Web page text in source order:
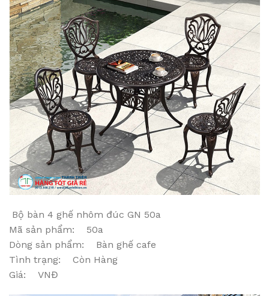
Bộ bàn 4 ghế nhôm đúc GN 50a
Mã sản phẩm: 50a
Dòng sản phẩm: Bàn ghế cafe
Tình trạng: Còn Hàng
Giá: VNĐ